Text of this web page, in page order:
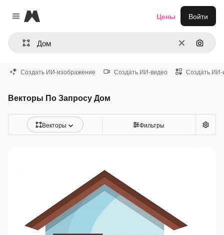
Close menu
Magnific
ОчиститьПоиск
Цены Войти
Создать ИИ-изображение Создать ИИ-видео Создать ИИ-
Векторы По Запросу Дом
Векторы Фильтры